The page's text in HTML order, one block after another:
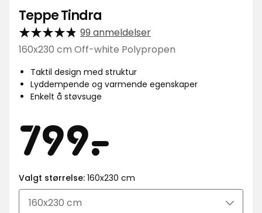
Teppe Tindra
99 anmeldelser
160x230 cm Off-white Polypropen
Taktil design med struktur
Lyddempende og varmende egenskaper
Enkelt å støvsuge
Pris
799-
.
kr
Valgt størrelse: 160x230 cm